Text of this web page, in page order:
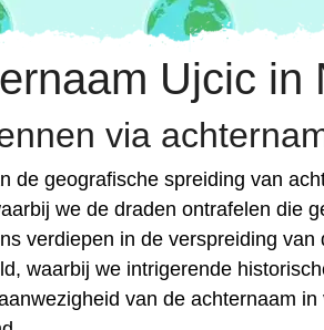
Ujcic
via
de geografische spreiding van
we de draden ontrafelen die
verdiepen in de verspreiding
waarbij we intrigerende
van de achternaam